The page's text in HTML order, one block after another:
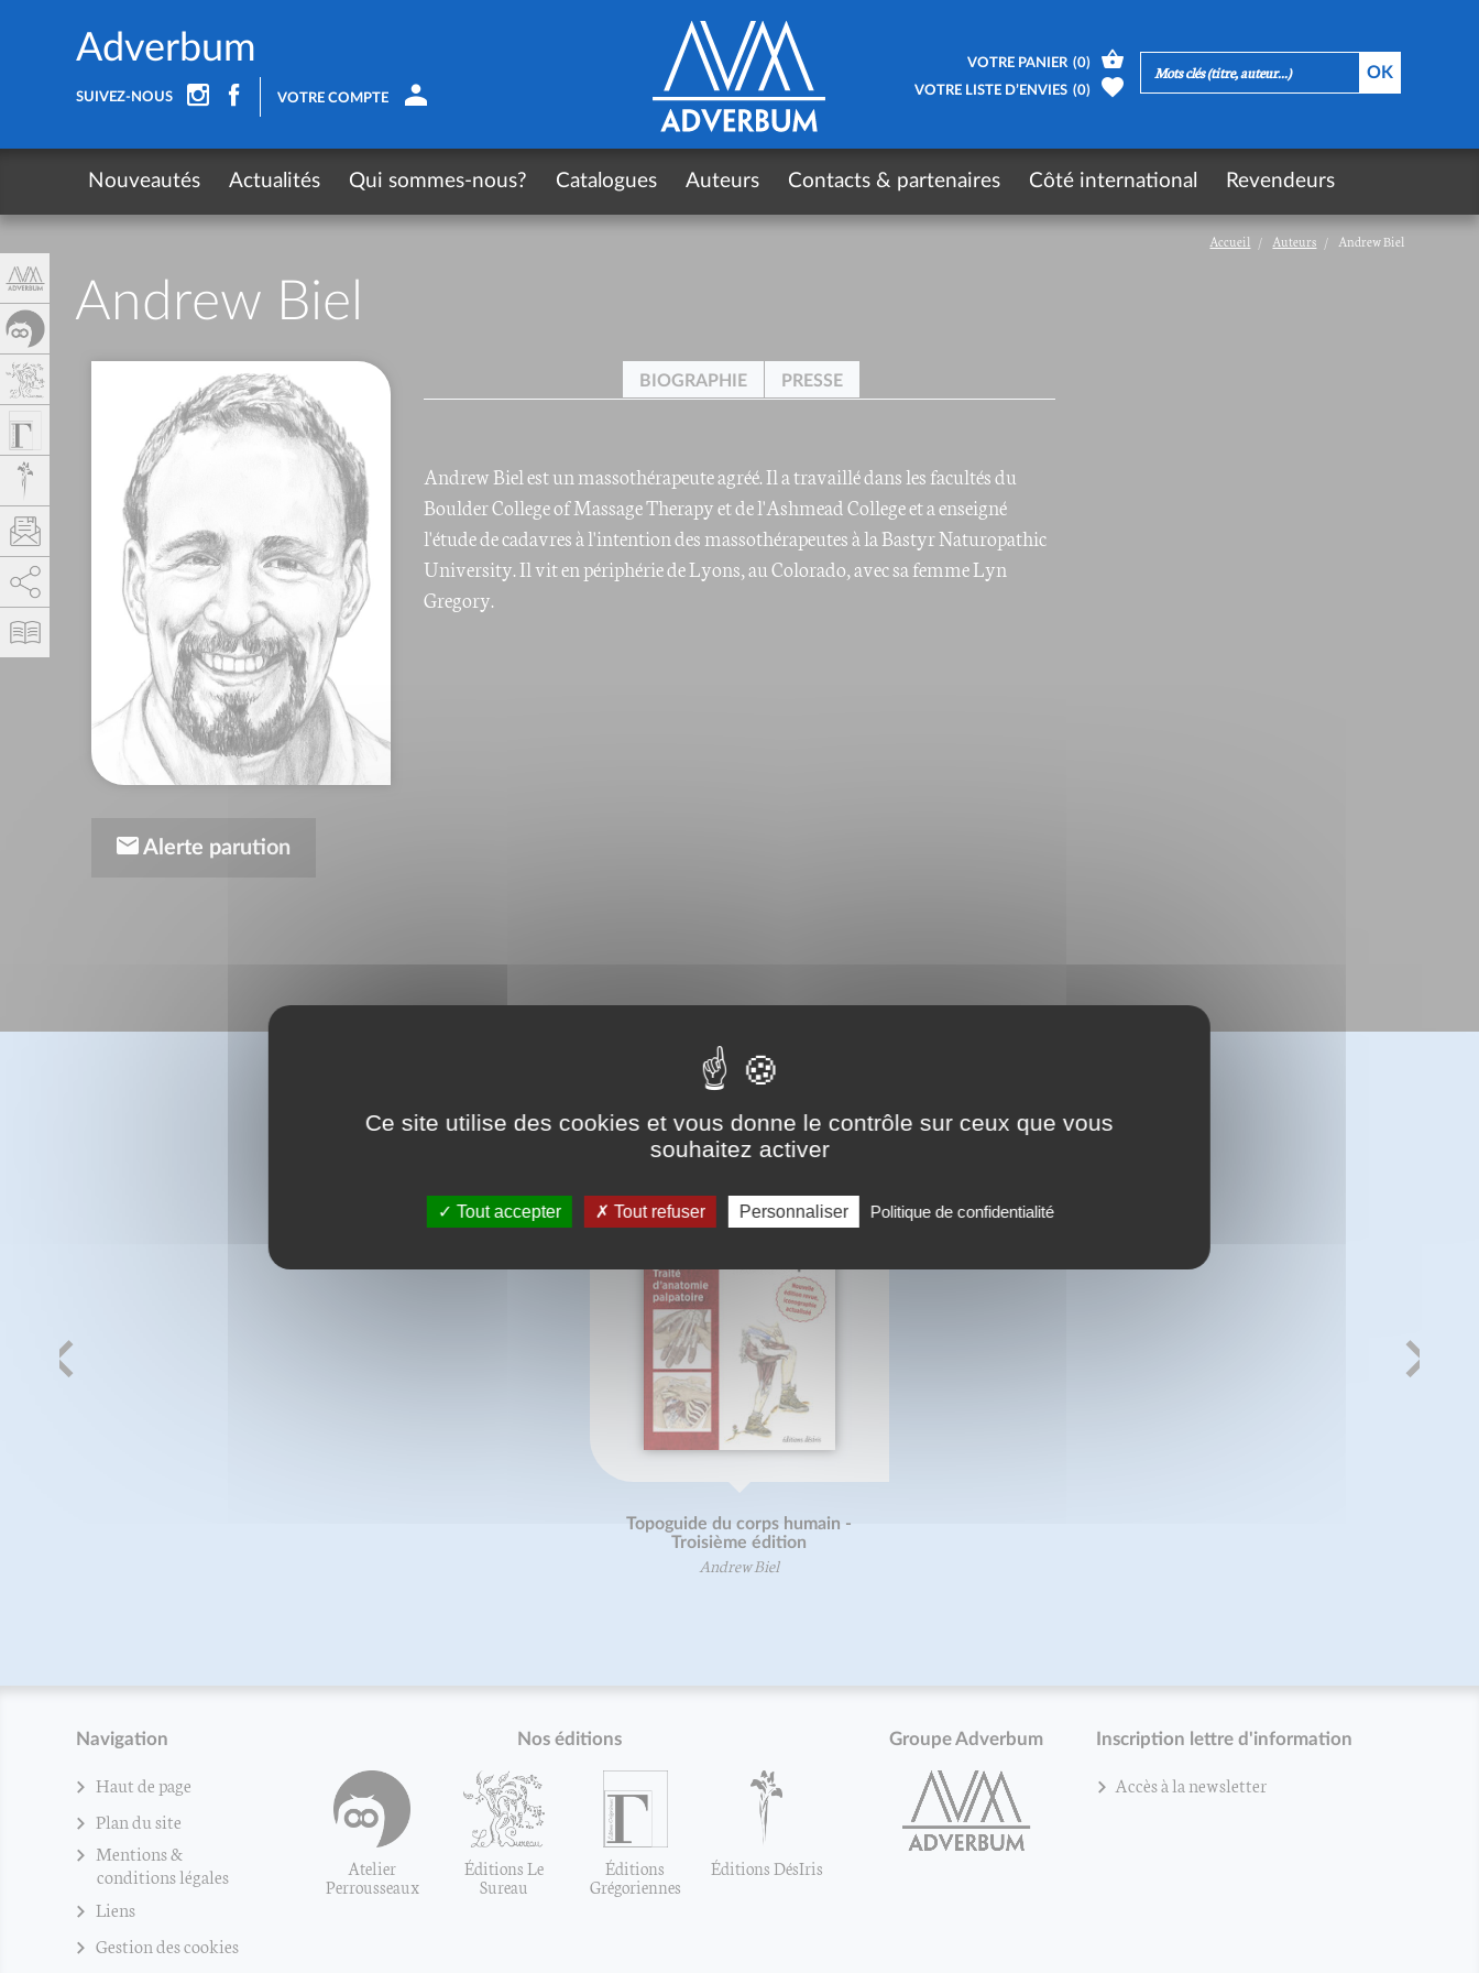
Accueil Auteurs Andrew Biel
Andrew Biel
Alerte parution
BIOGRAPHIE PRESSE
Andrew Biel est un massothérapeute agréé. Il a travaillé dans les facultés du
Boulder College of Massage Therapy et de l'Ashmead College et a enseigné
l'étude de cadavres à l'intention des massothérapeutes à la Bastyr Naturopathic
University. Il vit en périphérie de Lyons, au Colorado, avec sa femme Lyn
Gregory.
BIBLIOGRAPHIE
Topoguide du corps humain -
Troisième édition
Andrew Biel
Navigation
Haut de page
Plan du site
Mentions &
conditions légales
Liens
Gestion des cookies
Nos éditions
Atelier
Perrousseaux
Éditions Le
Sureau
Éditions
Grégoriennes
Éditions DésIris
Groupe Adverbum Inscription lettre d'information
Accès à la newsletter
Adverbum
SUIVEZ-NOUS VOTRE COMPTE
VOTRE PANIER (0)
VOTRE LISTE D’ENVIES (0)
Nouveautés Actualités Qui sommes-nous? Catalogues Auteurs Contacts & partenaires Côté international Revendeurs
AddThis est désactivé. Autoriser
Ce site utilise des cookies et vous donne le contrôle sur ceux que vous
souhaitez activer
Tout accepter Tout refuser Personnaliser Politique de confidentialité